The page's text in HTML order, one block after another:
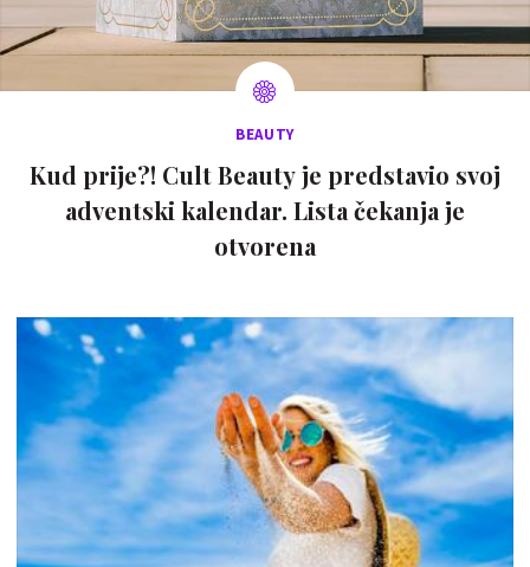
BEAUTY
Kud prije?! Cult Beauty je predstavio svoj
adventski kalendar. Lista čekanja je
otvorena